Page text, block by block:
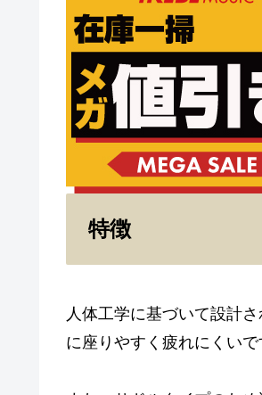
特徴
人体工学に基づいて設計
に座りやすく疲れにくいで